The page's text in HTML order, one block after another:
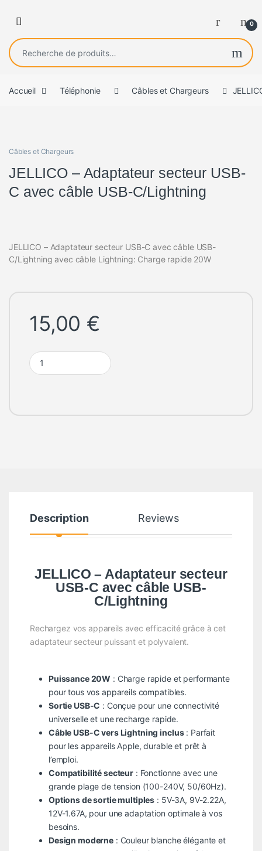
0
Recherche pour :
Accueil Téléphonie Câbles et Chargeurs
Câbles et Chargeurs
JELLICO – Adaptateur secteur USB-
C avec câble USB-C/Lightning
JELLICO – Adaptateur secteur USB-C avec câble USB-
C/Lightning avec câble Lightning: Charge rapide 20W
15,00 €
JELLICO - Adaptateur secteur USB-C avec câble USB-C/
Description Reviews
JELLICO – Adaptateur secteur
USB-C avec câble USB-
C/Lightning
Rechargez vos appareils avec efficacité grâce à cet
adaptateur secteur puissant et polyvalent.
Puissance 20W : Charge rapide et performante
pour tous vos appareils compatibles.
Sortie USB-C : Conçue pour une connectivité
universelle et une recharge rapide.
Câble USB-C vers Lightning inclus: Parfait
pour les appareils Apple, durable et prêt à
l’emploi.
Compatibilité secteur : Fonctionne avec une
grande plage de tension (100-240V, 50/60Hz).
Options de sortie multiples : 5V-3A, 9V-2.22A,
12V-1.67A, pour une adaptation optimale à vos
besoins.
Design moderne : Couleur blanche élégante et